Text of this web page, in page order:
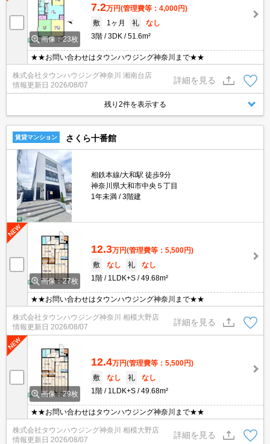
画像：23枚
7.2万円(管理費等：4,000円)
敷
1ヶ月 礼
なし
3階
3DK 51.6m²
★★お問い合わせはタウンハウジング神奈川まで★★
株式会社タウンハウジング神奈川 湘南台店
情報更新日 2026/08/07
詳細を見る
残り2件を表示する
賃貸マンション さくら十番館
相鉄本線/大和駅 徒歩9分
神奈川県大和市中央５丁目
1年未満
3階建
画像：27枚
12.3万円(管理費等：5,500円)
敷
なし 礼
なし
1階
1LDK+S 49.68m²
★★お問い合わせはタウンハウジング神奈川まで★★
株式会社タウンハウジング神奈川 相模大野店
情報更新日 2026/08/07
詳細を見る
画像：29枚
12.4万円(管理費等：5,500円)
敷
なし 礼
なし
1階
1LDK+S 49.68m²
★★お問い合わせはタウンハウジング神奈川まで★★
株式会社タウンハウジング神奈川 相模大野店
情報更新日 2026/08/07
詳細を見る